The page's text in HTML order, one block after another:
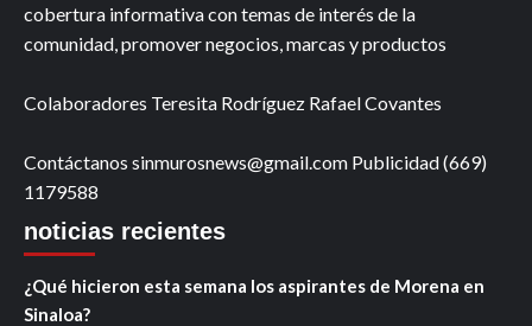
cobertura informativa con temas de interés de la
comunidad, promover negocios, marcas y productos
Colaboradores Teresita Rodríguez Rafael Covantes
Contáctanos sinmurosnews@gmail.com Publicidad (669)
1179588
noticias recientes
¿Qué hicieron esta semana los aspirantes de Morena en
Sinaloa?